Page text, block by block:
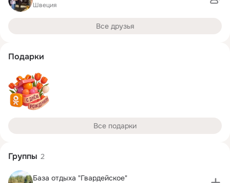
Швеция
Все друзья
Подарки
Все подарки
Группы 2
База отдыха "Гвардейское"